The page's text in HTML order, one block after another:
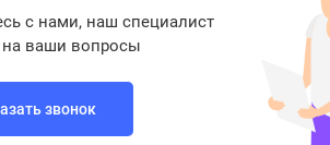
с нами, наш специалист
на ваши вопросы
звонок